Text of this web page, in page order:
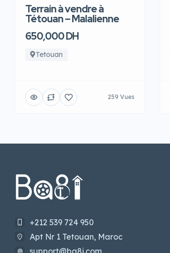
Terrain à vendre à
Tétouan – Malalienne
650,000 DH
Tetouan
259 Vues
+212 539 724 950
Apt Nr 1 Tetouan, Maroc
support@ba8i.com